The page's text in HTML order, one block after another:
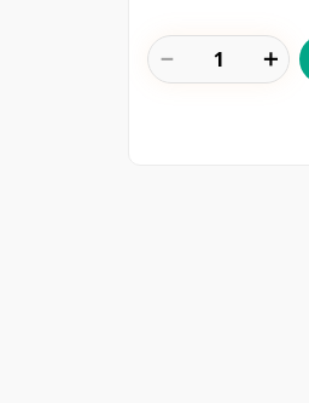
＋
－